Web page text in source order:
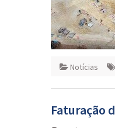
Notícias
Faturação